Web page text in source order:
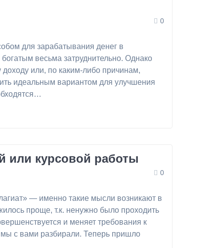
0
для зарабатывания денег в
богатым весьма затруднительно. Однако
или, по каким-либо причинам,
идеальным вариантом для улучшения
или курсовой работы
0
— именно такие мысли возникают в
проще, т.к. ненужно было проходить
и меняет требования к
с вами разбирали. Теперь пришло